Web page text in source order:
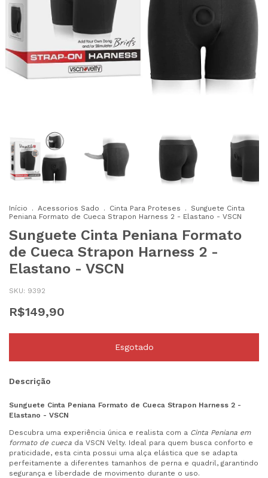
Início . Acessorios Sado . Cinta Para Proteses .
Sunguete Cinta
Peniana Formato de Cueca Strapon Harness 2 - Elastano - VSCN
Sunguete Cinta Peniana Formato
de Cueca Strapon Harness 2 -
Elastano - VSCN
SKU: 9392
R$149,90
Descrição
Sunguete Cinta Peniana Formato de Cueca Strapon Harness 2 -
Elastano - VSCN
Descubra uma experiência única e realista com a Cinta Peniana em
formato de cueca da VSCN Velty. Ideal para quem busca conforto e
praticidade, esta cinta possui uma alça elástica que se adapta
perfeitamente a diferentes tamanhos de perna e quadril, garantindo
segurança e liberdade de movimento durante o uso.